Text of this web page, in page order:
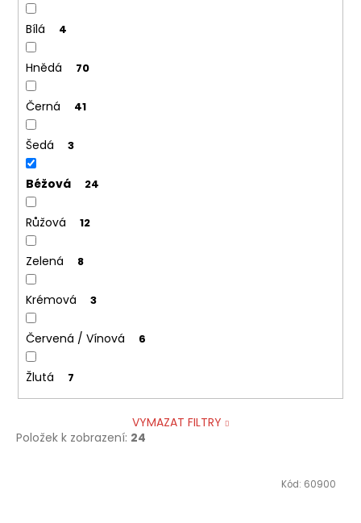
Bílá 4
Hnědá 70
Černá 41
Šedá 3
Béžová 24
Růžová 12
Zelená 8
Krémová 3
Červená / Vínová 6
Žlutá 7
VYMAZAT FILTRY
Položek k zobrazení: 24
Kód: 60900